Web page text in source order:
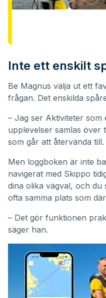
Inte ett enskilt
Be Magnus välja ut ett
frågan. Det enskilda
– Jag ser Aktiviteter som
upplevelser samlas över
som går att återvända till.
Men loggboken är inte
navigerat med Skippo
dina olika vägval, och
ofta samma plats som
– Det gör funktionen
säger han.